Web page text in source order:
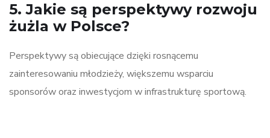
5. Jakie są perspektywy rozwoju
żużla w Polsce?
Perspektywy są obiecujące dzięki rosnącemu
zainteresowaniu młodzieży, większemu wsparciu
sponsorów oraz inwestycjom w infrastrukturę sportową.